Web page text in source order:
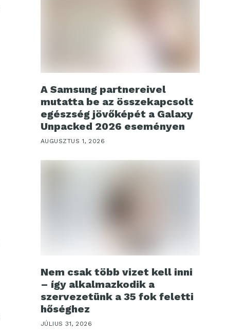
A Samsung partnereivel
mutatta be az összekapcsolt
egészség jövőképét a Galaxy
Unpacked 2026 eseményen
AUGUSZTUS 1, 2026
Nem csak több vizet kell inni
– így alkalmazkodik a
szervezetünk a 35 fok feletti
hőséghez
JÚLIUS 31, 2026